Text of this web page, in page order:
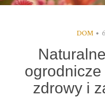
DOM
zdrowy i